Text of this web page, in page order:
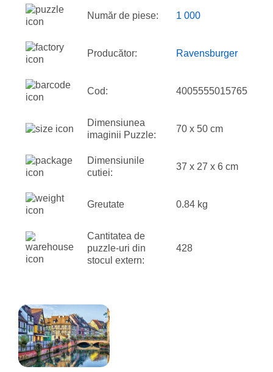
Număr de piese: 1 000
Producător: Ravensburger
Cod: 4005555015765
Dimensiunea
imaginii Puzzle:
70 x 50 cm
Dimensiunile
cutiei:
37 x 27 x 6 cm
Greutate 0.84 kg
Cantitatea de
puzzle-uri din
stocul extern:
428